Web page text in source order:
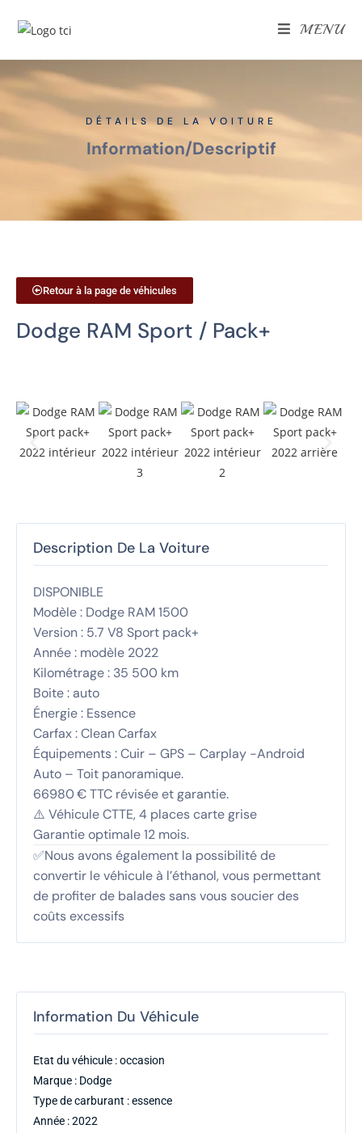
MENU
DÉTAILS DE LA VOITURE
Information/Descriptif
Retour à la page de véhicules
Dodge RAM Sport / Pack+
Description De La Voiture
DISPONIBLE
Modèle : Dodge RAM 1500
Version : 5.7 V8 Sport pack+
Année : modèle 2022
Kilométrage : 35 500 km
Boite : auto
Énergie : Essence
Carfax : Clean Carfax
Équipements : Cuir – GPS – Carplay -Android
Auto – Toit panoramique.
66980 € TTC révisée et garantie.
⚠️ Véhicule CTTE, 4 places carte grise
Garantie optimale 12 mois.
✅Nous avons également la possibilité de
convertir le véhicule à l’éthanol, vous permettant
de profiter de balades sans vous soucier des
coûts excessifs
Information Du Véhicule
Etat du véhicule : occasion
Marque : Dodge
Type de carburant : essence
Année : 2022